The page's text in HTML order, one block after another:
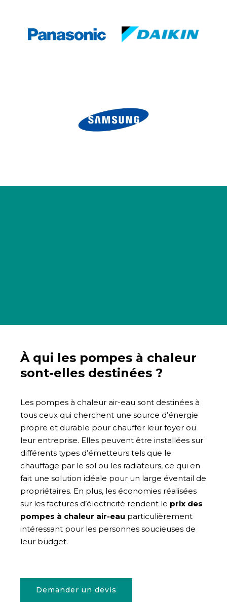
À qui les pompes à chaleur
sont-elles destinées ?
Les pompes à chaleur air-eau sont destinées à
tous ceux qui cherchent une source d’énergie
propre et durable pour chauffer leur foyer ou
leur entreprise. Elles peuvent être installées sur
différents types d’émetteurs tels que le
chauffage par le sol ou les radiateurs, ce qui en
fait une solution idéale pour un large éventail de
propriétaires. En plus, les économies réalisées
sur les factures d’électricité rendent le prix des
pompes à chaleur air-eau particulièrement
intéressant pour les personnes soucieuses de
leur budget.
Demander un devis